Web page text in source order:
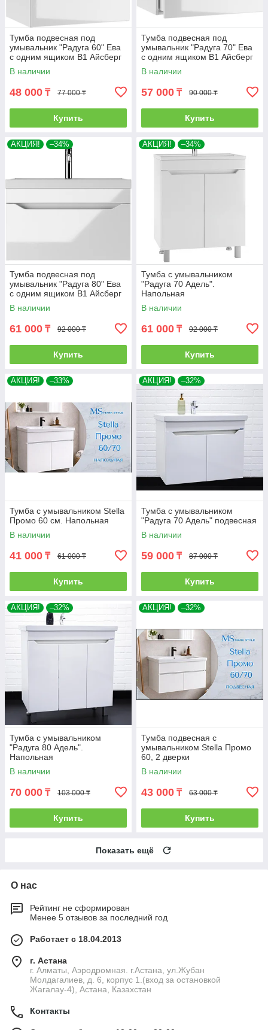
Тумба подвесная под
умывальник "Радуга 60" Ева
с одним ящиком В1 Айсберг
В наличии
48 000 ₸ 77 000 ₸
Купить
Тумба подвесная под
умывальник "Радуга 70" Ева
с одним ящиком В1 Айсберг
В наличии
57 000 ₸ 90 000 ₸
Купить
АКЦИЯ! –34%
Тумба подвесная под
умывальник "Радуга 80" Ева
с одним ящиком В1 Айсберг
В наличии
61 000 ₸ 92 000 ₸
Купить
АКЦИЯ! –34%
Тумба с умывальником
"Радуга 70 Адель".
Напольная
В наличии
61 000 ₸ 92 000 ₸
Купить
АКЦИЯ! –33%
Тумба с умывальником Stella
Промо 60 см. Напольная
В наличии
41 000 ₸ 61 000 ₸
Купить
АКЦИЯ! –32%
Тумба с умывальником
"Радуга 70 Адель" подвесная
В наличии
59 000 ₸ 87 000 ₸
Купить
АКЦИЯ! –32%
Тумба с умывальником
"Радуга 80 Адель".
Напольная
В наличии
70 000 ₸ 103 000 ₸
Купить
АКЦИЯ! –32%
Тумба подвесная с
умывальником Stella Промо
60, 2 дверки
В наличии
43 000 ₸ 63 000 ₸
Купить
Показать ещё
О нас
Рейтинг не сформирован
Менее 5 отзывов за последний год
Работает с 18.04.2013
г. Астана
г. Алматы, Аэродромная. г.Астана, ул.Жубан
Молдагалиев, д. 6, корпус 1.(вход за остановкой
Жагалау-4), Астана, Казахстан
Контакты